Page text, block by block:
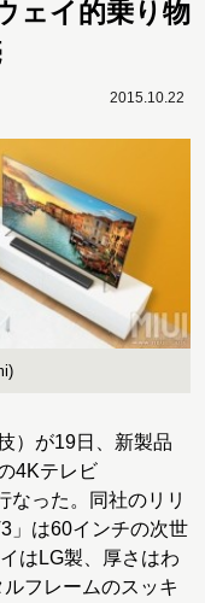
ェイ的乗り物
2015.10.22
）が19日、新製品
4Kテレビ
なった。同社のリリ
」は60インチの次世
はLG製、厚さはわ
フレームのスッキ